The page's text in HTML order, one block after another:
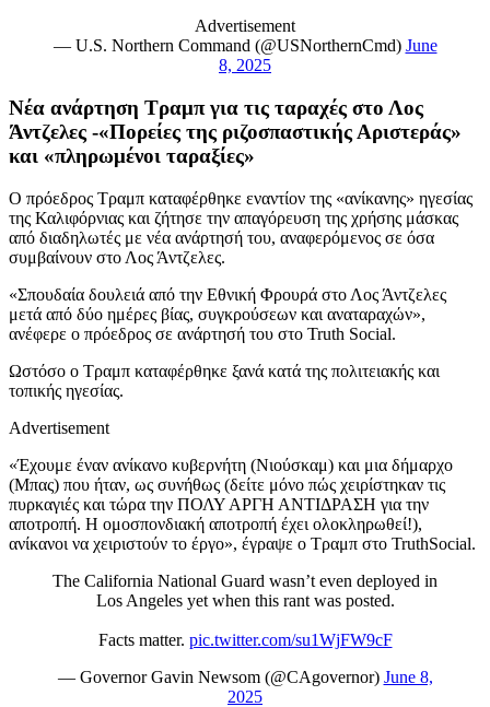
Advertisement
— U.S. Northern Command (@USNorthernCmd) June
8, 2025
Νέα ανάρτηση Τραμπ για τις ταραχές στο Λος
Άντζελες -«Πορείες της ριζοσπαστικής Αριστεράς»
και «πληρωμένοι ταραξίες»
Ο πρόεδρος Τραμπ καταφέρθηκε εναντίον της «ανίκανης» ηγεσίας
της Καλιφόρνιας και ζήτησε την απαγόρευση της χρήσης μάσκας
από διαδηλωτές με νέα ανάρτησή του, αναφερόμενος σε όσα
συμβαίνουν στο Λος Άντζελες.
«Σπουδαία δουλειά από την Εθνική Φρουρά στο Λος Άντζελες
μετά από δύο ημέρες βίας, συγκρούσεων και αναταραχών»,
ανέφερε ο πρόεδρος σε ανάρτησή του στο Truth Social.
Ωστόσο ο Τραμπ καταφέρθηκε ξανά κατά της πολιτειακής και
τοπικής ηγεσίας.
Advertisement
«Έχουμε έναν ανίκανο κυβερνήτη (Νιούσκαμ) και μια δήμαρχο
(Μπας) που ήταν, ως συνήθως (δείτε μόνο πώς χειρίστηκαν τις
πυρκαγιές και τώρα την ΠΟΛΥ ΑΡΓΗ ΑΝΤΙΔΡΑΣΗ για την
αποτροπή. Η ομοσπονδιακή αποτροπή έχει ολοκληρωθεί!),
ανίκανοι να χειριστούν το έργο», έγραψε ο Τραμπ στο TruthSocial.
The California National Guard wasn’t even deployed in
Los Angeles yet when this rant was posted.
Facts matter. pic.twitter.com/su1WjFW9cF
— Governor Gavin Newsom (@CAgovernor) June 8,
2025